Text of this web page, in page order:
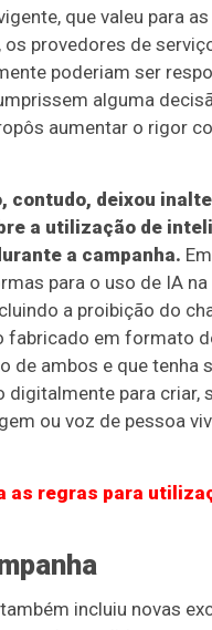
que valeu para
os provedores de
poderiam ser
alguma
aumentar o rigor
contudo, deixou
a utilização de
a campanha.
para o uso de IA
a proibição do
fabricado em formato
de ambos e que tenha
digitalmente para criar,
ou voz de pessoa
as regras para
incluiu novas